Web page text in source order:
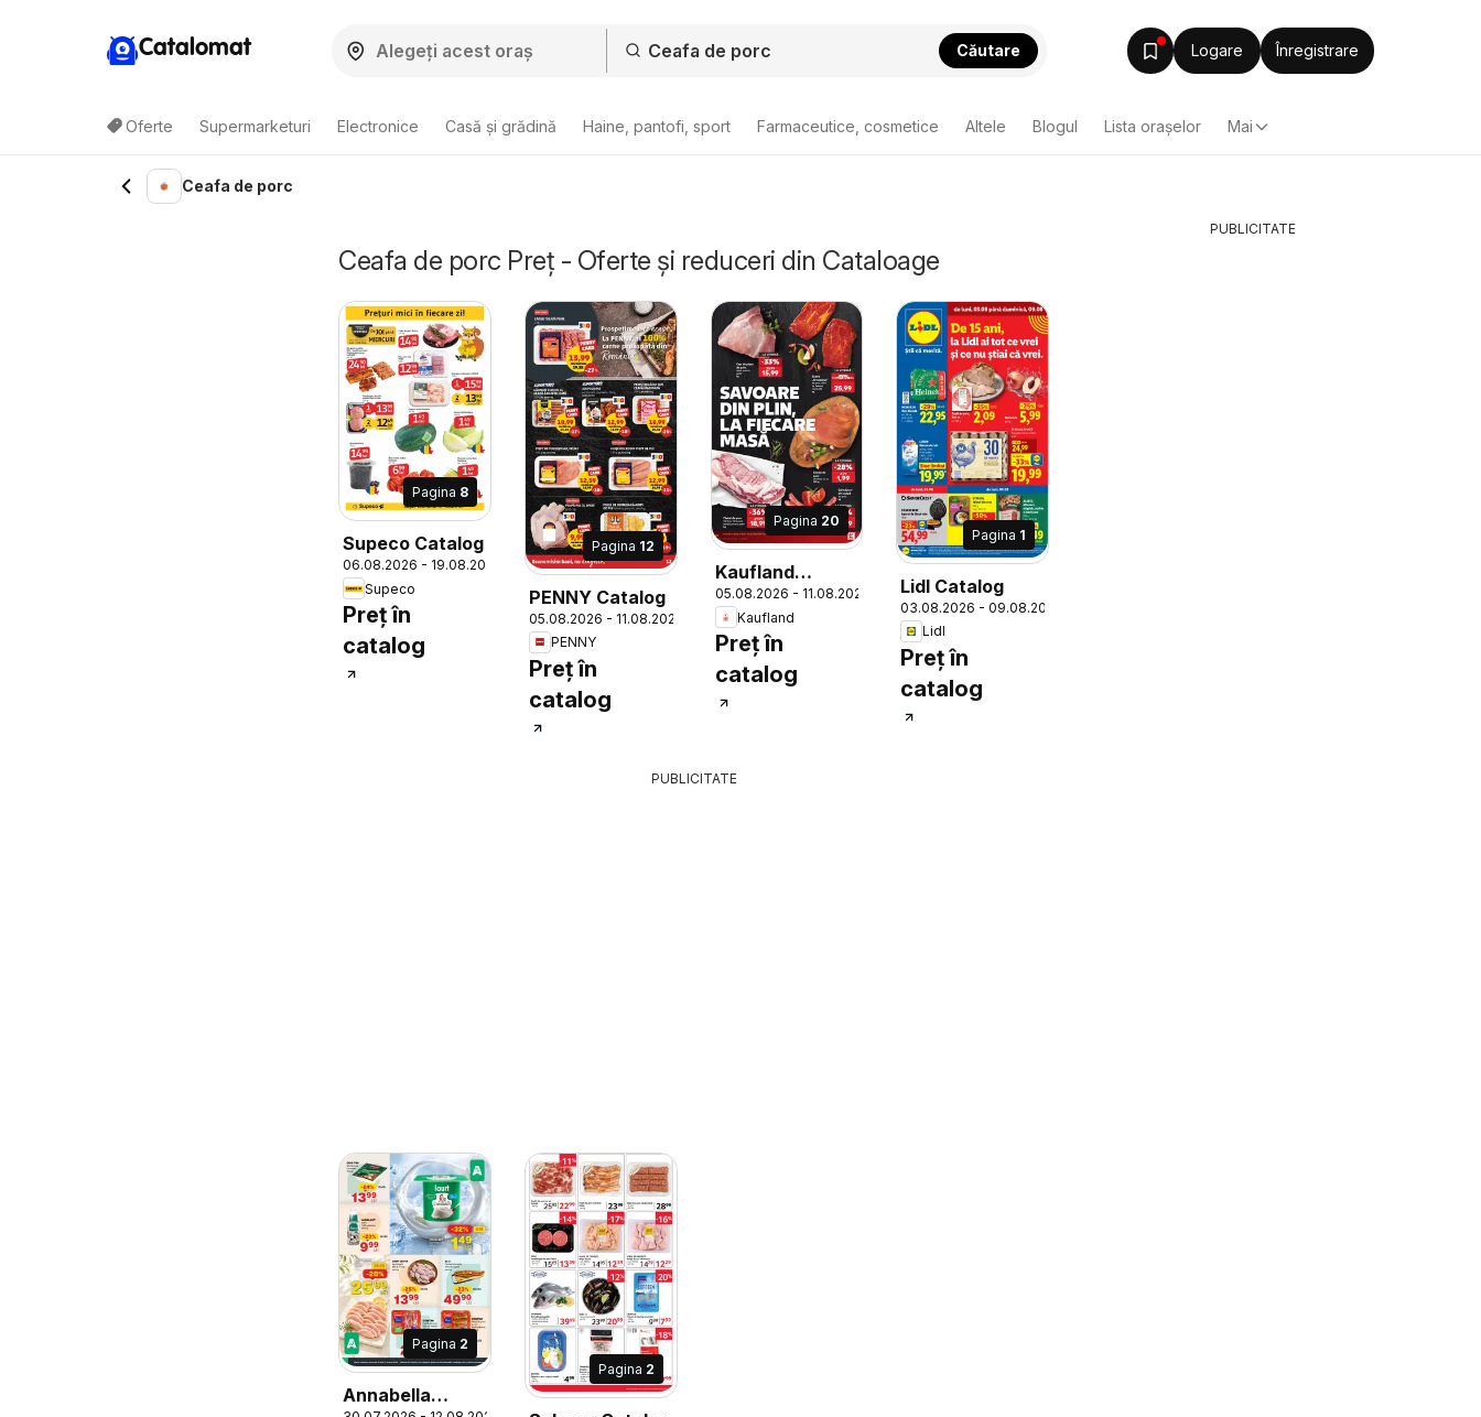
Catalomat Căutare Logare Înregistrare
Oferte Supermarketuri Electronice Casă și grădină Haine, pantofi, sport Farmaceutice, cosmetice Altele Blogul Lista oraşelor Mai
Ceafa de porc
Ceafa de porc Preț - Oferte și reduceri din Cataloage
Pagina 8
Supeco Catalog
06.08.2026 - 19.08.2026
Supeco
Preț în
catalog
Pagina 12
PENNY Catalog
05.08.2026 - 11.08.2026
PENNY
Preț în
catalog
Pagina 20
Kaufland
Catalog
05.08.2026 - 11.08.2026
Kaufland
Preț în
catalog
Pagina 1
Lidl Catalog
03.08.2026 - 09.08.2026
Lidl
Preț în
catalog
PUBLICITATE
Pagina 2
Annabella
Pagina 2
PUBLICITATE